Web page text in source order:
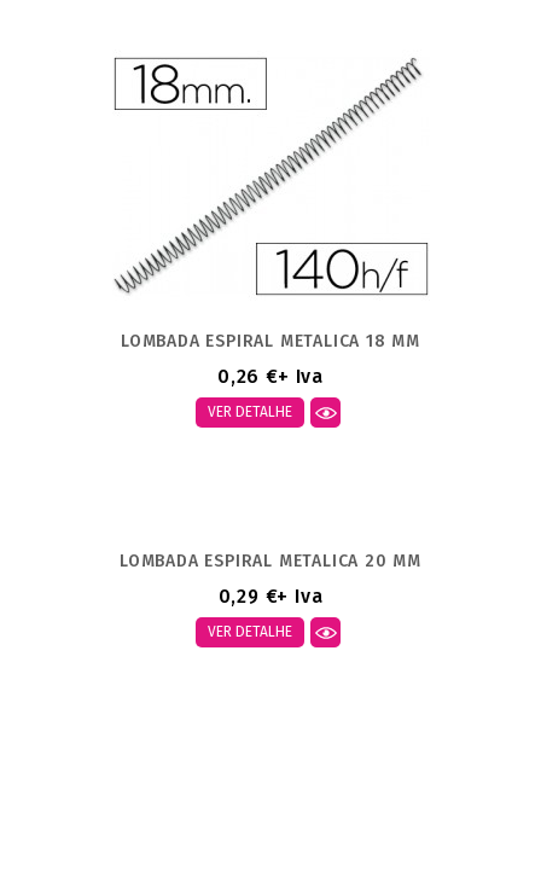
LOMBADA ESPIRAL METALICA 18 MM
0,26 €+ Iva
VER DETALHE
LOMBADA ESPIRAL METALICA 20 MM
0,29 €+ Iva
VER DETALHE